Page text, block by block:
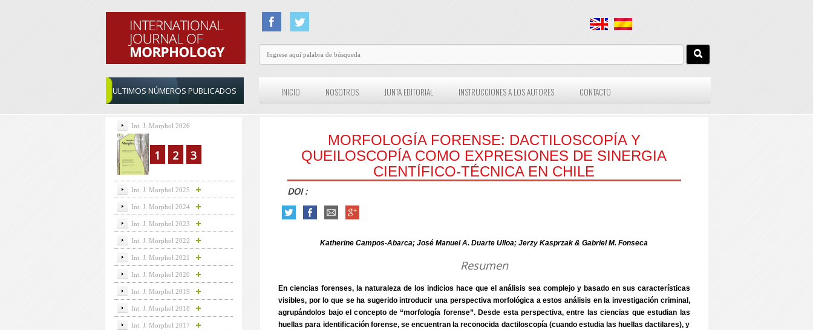
ULTIMOS NÚMEROS PUBLICADOS INICIO NOSOTROS JUNTA EDITORIAL INSTRUCCIONES A LOS AUTORES CONTACTO
MORFOLOGÍA FORENSE: DACTILOSCOPÍA Y
QUEILOSCOPÍA COMO EXPRESIONES DE SINERGIA
CIENTÍFICO-TÉCNICA EN CHILE
DOI :
Katherine Campos-Abarca; José Manuel A. Duarte Ulloa; Jerzy Kasprzak & Gabriel M. Fonseca
Resumen
En ciencias forenses, la naturaleza de los indicios hace que el análisis sea complejo y basado en sus características
visibles, por lo que se ha sugerido introducir una perspectiva morfológica a estos análisis en la investigación criminal,
agrupándolos bajo el concepto de “morfología forense”. Desde esta perspectiva, entre las ciencias que estudian las
huellas para identificación forense, se encuentran la reconocida dactiloscopía (cuando estudia las huellas dactilares), y
Int. J. Morphol 2026
1 2 3
Int. J. Morphol 2025
Int. J. Morphol 2024
Int. J. Morphol 2023
Int. J. Morphol 2022
Int. J. Morphol 2021
Int. J. Morphol 2020
Int. J. Morphol 2019
Int. J. Morphol 2018
Int. J. Morphol 2017